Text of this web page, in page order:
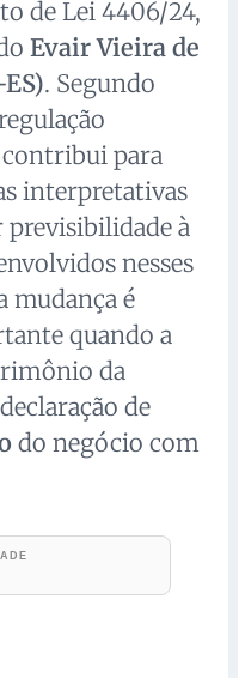
de Lei 4406/24,
Evair Vieira de
. Segundo
contribui para
interpretativas
à
nesses
mudança é
quando a
da
de
do negócio com